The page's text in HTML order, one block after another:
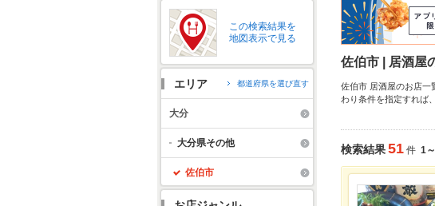
この検索結果を
地図表示で見る
エリア 都道府県を選び直す
大分
大分県その他
佐伯市
佐伯市 | 居酒屋
佐伯市 居酒屋のお店一
わり条件を指定すれば
検索結果51 件 1